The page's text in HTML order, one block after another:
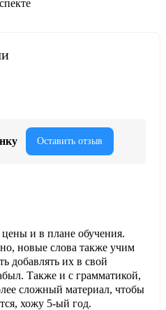
Оставить отзыв
и в плане обучения.
новые слова также учим
добавлять их в свой
Также и с грамматикой,
сложный материал, чтобы
хожу 5-ый год.